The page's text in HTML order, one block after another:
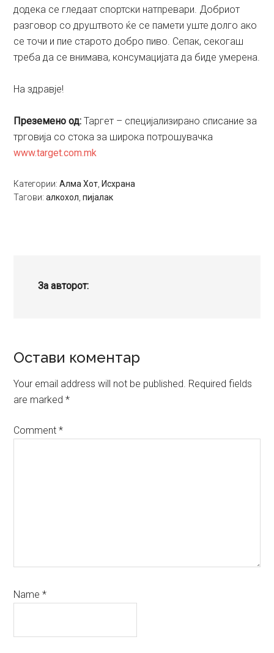
додека се гледаат спортски натпревари. Добриот
разговор со друштвото ќе се памети уште долго ако
се точи и пие старото добро пиво. Сепак, секогаш
треба да се внимава, консумацијата да биде умерена.
На здравје!
Преземено од: Таргет – специјализирано списание за
трговија со стока за широка потрошувачка
www.target.com.mk
Категории:Алма Хот Исхрана
Тагови:алкохол ,пијалак
За авторот:
Reader
Interactions
Остави коментар
Your email address will not be published. Required fields
are marked*
Comment*
Name*